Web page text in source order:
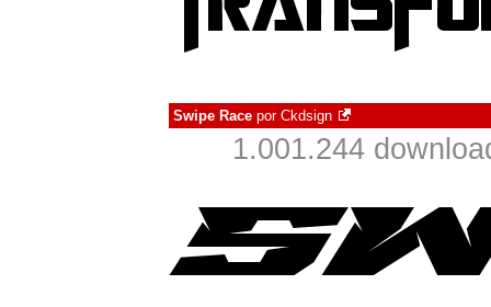
Swipe Race por Ckdsign
1.001.244